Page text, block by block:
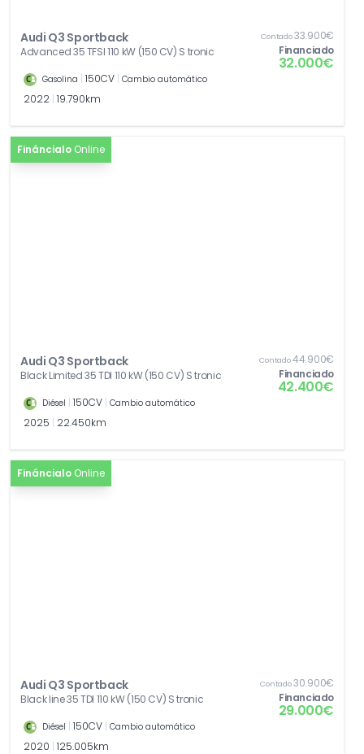
Audi Q3 Sportback
Advanced 35 TFSI 110 kW (150 CV) S tronic
Contado33.900€
Financiado
32.000€
Gasolina 150CV Cambio automático
2022 19.790km
Fináncialo Online
Audi Q3 Sportback
Black Limited 35 TDI 110 kW (150 CV) S tronic
Contado44.900€
Financiado
42.400€
Diésel 150CV Cambio automático
2025 22.450km
Fináncialo Online
Audi Q3 Sportback
Black line 35 TDI 110 kW (150 CV) S tronic
Contado30.900€
Financiado
29.000€
Diésel 150CV Cambio automático
2020 125.005km